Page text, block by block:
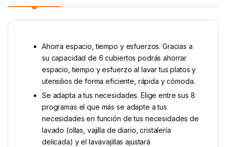
Ahorra espacio, tiempo y esfuerzos. Gracias a
su capacidad de 6 cubiertos podrás ahorrar
espacio, tiempo y esfuerzo al lavar tus platos y
utensilios de forma eficiente, rápida y cómoda.
Se adapta a tus necesidades. Elige entre sus 8
programas el que más se adapte a tus
necesidades en función de tus necesidades de
lavado (ollas, vajilla de diario, cristalería
delicada) y el lavavajillas ajustará